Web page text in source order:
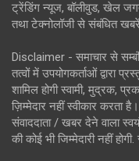
ट्रेंडिंग न्यूज, बॉलीवुड, खेल
तथा टेक्नोलॉजी से संबंधित
Disclaimer - समाचार से
तत्वों में उपयोगकर्ताओं द्वारा
शामिल होगी स्वामी, मुद्रक,
ज़िम्मेदार नहीं स्वीकार करता
संवाददाता / खबर देने वाला
की कोई भी जिम्मेदारी नहीं होगी.